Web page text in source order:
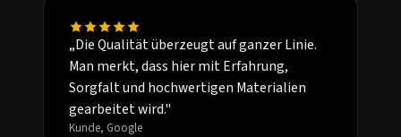
„Die Qualität überzeugt auf ganzer Linie.
Man merkt, dass hier mit Erfahrung,
Sorgfalt und hochwertigen Materialien
gearbeitet wird."
Kunde, Google